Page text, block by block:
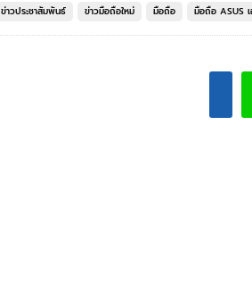
ข่าวประชาสัมพันธ์ ข่าวมือถือใหม่ มือถือ มือถือ ASUS